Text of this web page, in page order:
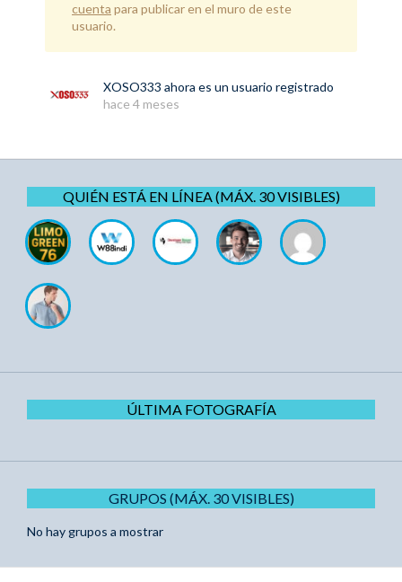
cuenta para publicar en el muro de este
usuario.
XOSO333 ahora es un usuario registrado
hace 4 meses
QUIÉN ESTÁ EN LÍNEA (MÁX. 30 VISIBLES)
ÚLTIMA FOTOGRAFÍA
GRUPOS (MÁX. 30 VISIBLES)
No hay grupos a mostrar